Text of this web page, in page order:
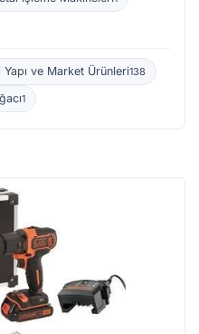
Yapı ve Market Ürünleri138
1